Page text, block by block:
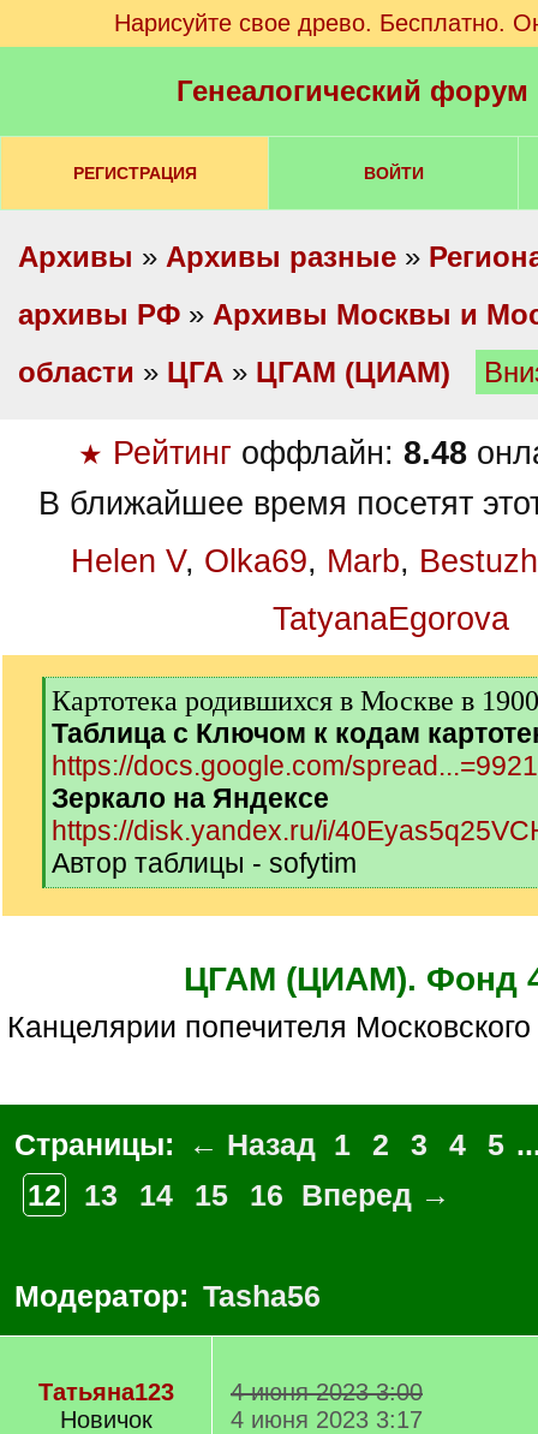
Нарисуйте свое древо. Бесплатно.
Генеалогический
РЕГИСТРАЦИЯ ВОЙТИ
Архивы » Архивы разные »
архивы РФ » Архивы Москвы и
области » ЦГА » ЦГАМ (ЦИАМ)
★ Рейтинг оффлайн: 8.48
В ближайшее время посетят
Helen V, Olka69, Marb,
TatyanaEgorova
[
q
Картотека родившихся в Москве в
Таблица с Ключом к кодам
https://docs.google.com/
Зеркало на Яндексе
https://disk.yandex.ru/i/
Автор таблицы - sofytim
[
/
ЦГАМ (ЦИАМ). Фонд
Канцелярии попечителя Московского
Страницы: ← Назад 1 2 3 4 5
12
13 14 15 16 Вперед →
Модератор: Tasha56
Татьяна123
Новичок
4 июня 2023 3:00
4 июня 2023 3:17